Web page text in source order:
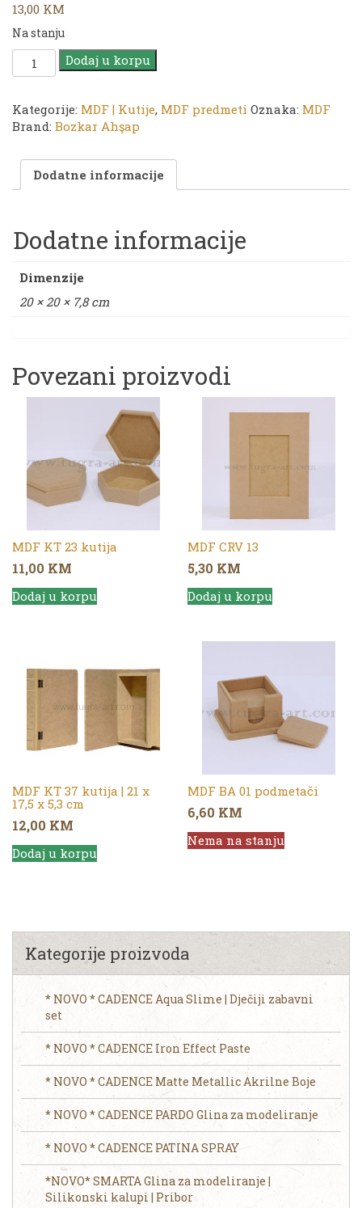
13,00 KM
Na stanju
MDF
KT
kutija
količina
Dodaj u korpu
Kategorije: MDF | Kutije, MDF predmeti Oznaka: MDF
Brand: Bozkar Ahşap
Dodatne informacije
Dodatne informacije
Dimenzije
20 × 20 × 7,8 cm
Povezani proizvodi
MDF KT 23 kutija
11,00 KM
Dodaj u korpu
MDF CRV 13
5,30 KM
Dodaj u korpu
MDF KT 37 kutija | 21 x
17,5 x 5,3 cm
12,00 KM
Dodaj u korpu
MDF BA 01 podmetači
6,60 KM
Nema na stanju
Kategorije proizvoda
* NOVO * CADENCE Aqua Slime | Dječiji zabavni
set
* NOVO * CADENCE Iron Effect Paste
* NOVO * CADENCE Matte Metallic Akrilne Boje
* NOVO * CADENCE PARDO Glina za modeliranje
* NOVO * CADENCE PATINA SPRAY
*NOVO* SMARTA Glina za modeliranje |
Silikonski kalupi | Pribor